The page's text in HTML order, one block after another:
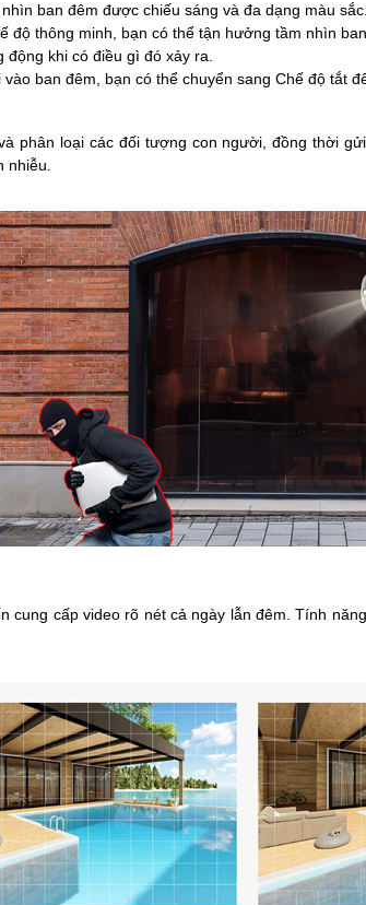
ban đêm được chiếu sáng và đa dạng màu
độ thông minh, bạn có thể tận hưởng tầm nhìn
khi có điều gì đó xảy ra.
ban đêm, bạn có thể chuyển sang Chế độ tắt
phân loại các đối tượng con người, đồng thời
nhiễu.
cung cấp video rõ nét cả ngày lẫn đêm. Tính